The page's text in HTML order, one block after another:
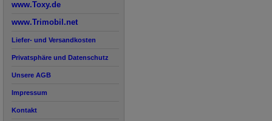
www.Toxy.de
www.Trimobil.net
Liefer- und Versandkosten
Privatsphäre und Datenschutz
Unsere AGB
Impressum
Kontakt